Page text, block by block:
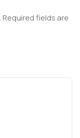
Required fields are